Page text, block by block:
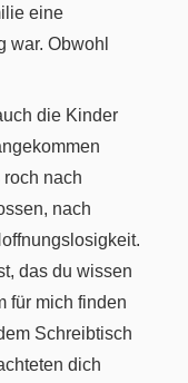
eine
war. Obwohl
die Kinder
nach
nach
das du wissen
für mich finden
Schreibtisch
dich